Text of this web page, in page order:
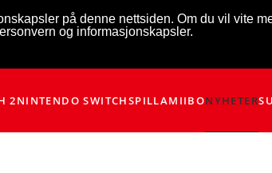
på denne nettsiden. Om du vil vite
og informasjonskapsler.
2NINTENDO SWITCHSPILLAMIIBONYHETER